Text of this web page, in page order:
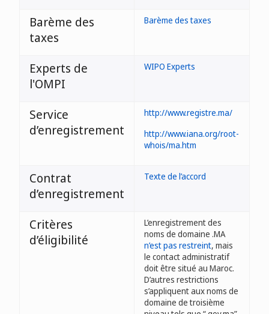
Barème des
taxes
Barème des taxes
Experts de
l'OMPI
WIPO Experts
Service
d’enregistrement
http://www.registre.ma/
http://www.iana.org/root-
whois/ma.htm
Contrat
d’enregistrement
Texte de l’accord
Critères
d’éligibilité
L’enregistrement des
noms de domaine .MA
n’est pas restreint, mais
le contact administratif
doit être situé au Maroc.
D’autres restrictions
s’appliquent aux noms de
domaine de troisième